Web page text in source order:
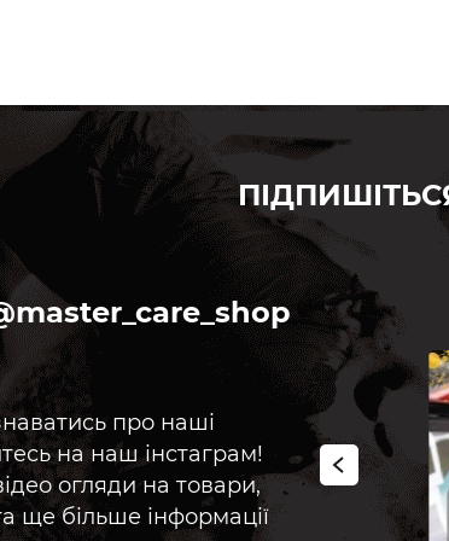
про наші
на наш інстаграм!
огляди на товари,
ще більше інформації